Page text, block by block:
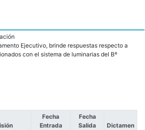
Ejecutivo, brinde respuestas respecto a
con el sistema de luminarias del Bº
Fecha
Entrada
Fecha
Salida
Dictamen